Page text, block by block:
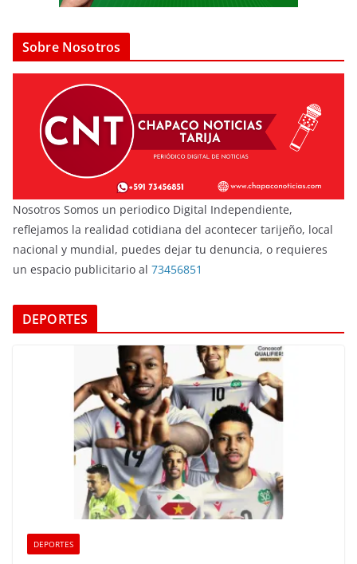
Sobre Nosotros
Nosotros Somos un periodico Digital Independiente,
reflejamos la realidad cotidiana del acontecer tarijeño, local
nacional y mundial, puedes dejar tu denuncia, o requieres
un espacio publicitario al 73456851
DEPORTES
DEPORTES